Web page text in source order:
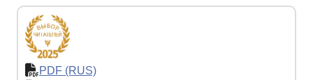
PDF (RUS)